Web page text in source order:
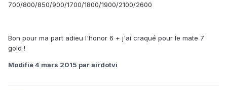
700/800/850/900/1700/1800/1900/2100/2600
Bon pour ma part adieu l'honor 6 + j'ai craqué pour le mate 7
gold !
Modifié4 mars 2015 par airdotvi